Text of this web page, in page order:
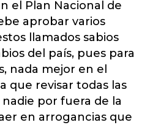
el Plan Nacional de
aprobar varios
llamados sabios
del país, pues para
nada mejor en el
que revisar todas las
por fuera de la
en arrogancias que